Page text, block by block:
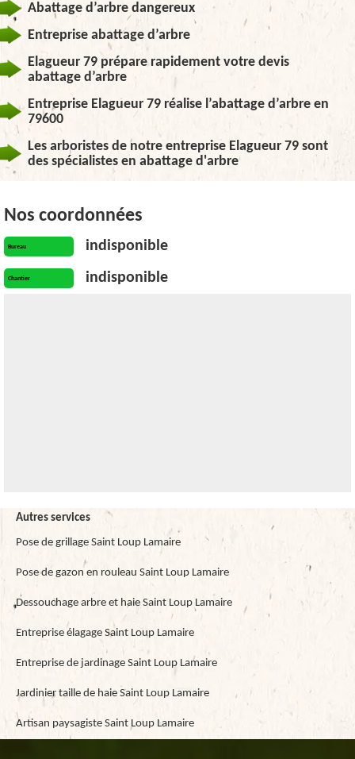
Abattage d’arbre dangereux
Entreprise abattage d’arbre
Elagueur 79 prépare rapidement votre devis
abattage d’arbre
Entreprise Elagueur 79 réalise l’abattage d’arbre en
79600
Les arboristes de notre entreprise Elagueur 79 sont
des spécialistes en abattage d'arbre
Nos coordonnées
Bureau indisponible
Chantier indisponible
Autres services
Pose de grillage Saint Loup Lamaire
Pose de gazon en rouleau Saint Loup Lamaire
Dessouchage arbre et haie Saint Loup Lamaire
Entreprise élagage Saint Loup Lamaire
Entreprise de jardinage Saint Loup Lamaire
Jardinier taille de haie Saint Loup Lamaire
Artisan paysagiste Saint Loup Lamaire